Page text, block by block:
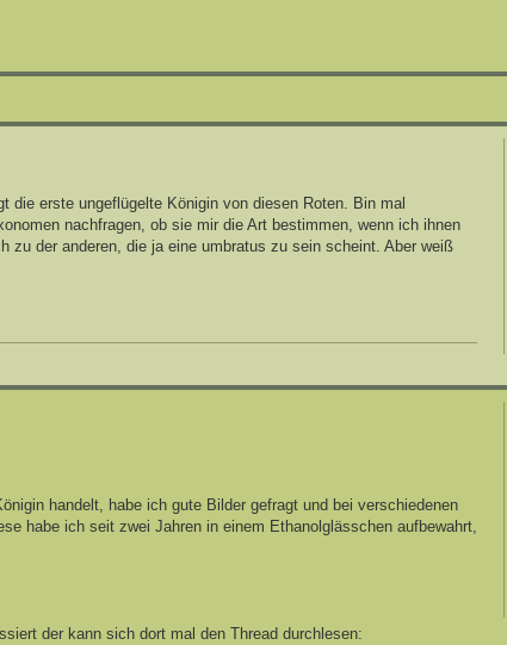
die erste ungeflügelte Königin von diesen Roten. Bin mal
nachfragen, ob sie mir die Art bestimmen, wenn ich ihnen
der anderen, die ja eine umbratus zu sein scheint. Aber weiß
handelt, habe ich gute Bilder gefragt und bei verschiedenen
habe ich seit zwei Jahren in einem Ethanolglässchen aufbewahrt,
der kann sich dort mal den Thread durchlesen: